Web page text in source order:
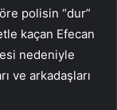
polisin “dur”
kaçan Efecan
nedeniyle
ve arkadaşları